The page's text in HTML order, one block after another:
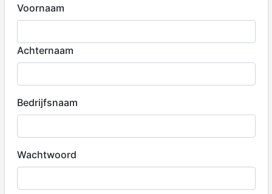
Voornaam
Achternaam
Bedrijfsnaam
Wachtwoord